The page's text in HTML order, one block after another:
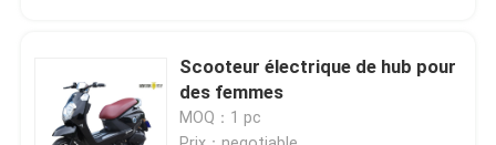
Scooteur électrique de hub pour
des femmes
MOQ：1 pc